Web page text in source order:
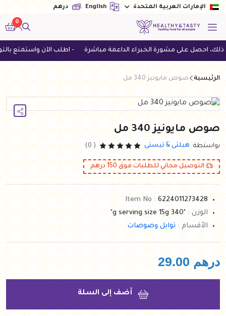
الإمارات العربية المتحدة English درهم
0
احصل على مشورة الخبراء الداعمة مباشرة - اطلب الآن واستمتع بالتوصيل المجاني
الرئيسية صوص مايونيز 340 مل
صوص مايونيز 340 مل
بواستطة هيلثى & تيستى ( 0)
التوصيل مجاني للطلبات فوق150درهم
Item No : 6224011273428
الوزن :"340 g serving size 15g"
الأقسام : توابل وصوصات
درهم 29.00
أضف إلى السلة